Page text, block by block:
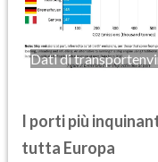
Dati di
I porti più
tutta Europa